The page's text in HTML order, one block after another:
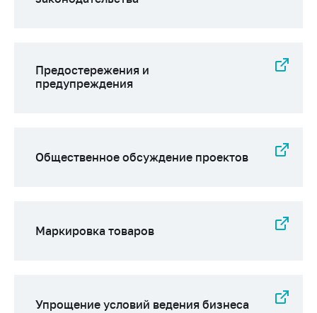
Предостережения и
предупреждения
Общественное обсуждение проектов
Маркировка товаров
Упрощение условий ведения бизнеса